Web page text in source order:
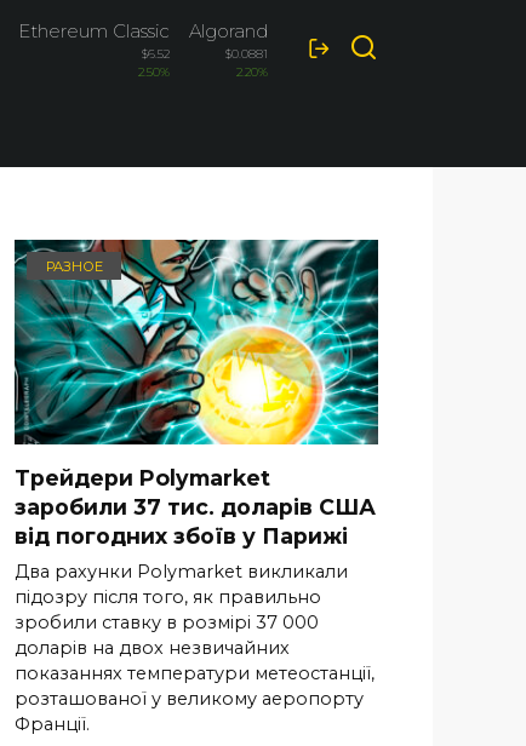
Ethereum Classic
$6.52
2.50%
Algorand
$0.0881
2.20%
Bitcoin Cash
$215.5
РАЗНОЕ
Трейдери Polymarket
заробили 37 тис. доларів США
від погодних збоїв у Парижі
Два рахунки Polymarket викликали
підозру після того, як правильно
зробили ставку в розмірі 37 000
доларів на двох незвичайних
показаннях температури метеостанції,
розташованої у великому аеропорту
Франції.